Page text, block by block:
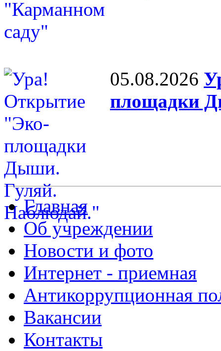
05.08.2026
площадки
Главная
Об учреждении
Новости и фото
Интернет - приемная
Антикоррупционная
Вакансии
Контакты